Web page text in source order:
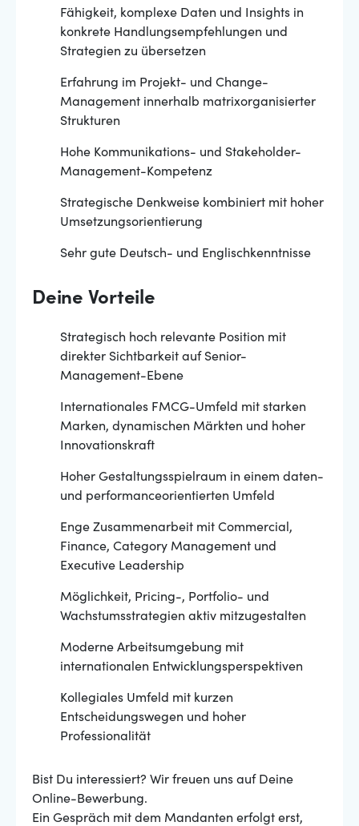
Fähigkeit, komplexe Daten und Insights in
konkrete Handlungsempfehlungen und
Strategien zu übersetzen
Erfahrung im Projekt- und Change-
Management innerhalb matrixorganisierter
Strukturen
Hohe Kommunikations- und Stakeholder-
Management-Kompetenz
Strategische Denkweise kombiniert mit hoher
Umsetzungsorientierung
Sehr gute Deutsch- und Englischkenntnisse
Deine Vorteile
Strategisch hoch relevante Position mit
direkter Sichtbarkeit auf Senior-
Management-Ebene
Internationales FMCG-Umfeld mit starken
Marken, dynamischen Märkten und hoher
Innovationskraft
Hoher Gestaltungsspielraum in einem daten-
und performanceorientierten Umfeld
Enge Zusammenarbeit mit Commercial,
Finance, Category Management und
Executive Leadership
Möglichkeit, Pricing-, Portfolio- und
Wachstumsstrategien aktiv mitzugestalten
Moderne Arbeitsumgebung mit
internationalen Entwicklungsperspektiven
Kollegiales Umfeld mit kurzen
Entscheidungswegen und hoher
Professionalität
Bist Du interessiert? Wir freuen uns auf Deine
Online-Bewerbung.
Ein Gespräch mit dem Mandanten erfolgt erst,